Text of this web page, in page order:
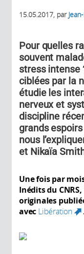
15.05.2017, par
Pour quelles
souvent
stress intense
ciblées par la
étudie les
nerveux et
discipline
grands
nous
et Nikaïa
Une fois par
Inédits du
originales
avec Libération